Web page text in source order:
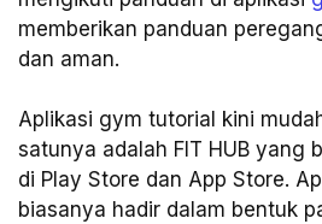
memberikan panduan
dan aman.
Aplikasi gym tutorial kini
satunya adalah FIT HUB yang
di Play Store dan App Store.
biasanya hadir dalam bentuk